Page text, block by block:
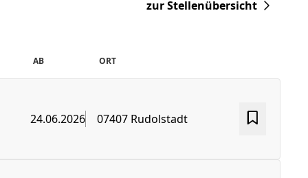
zur Stellenübersicht
AB ORT
24.06.2026 07407 Rudolstadt